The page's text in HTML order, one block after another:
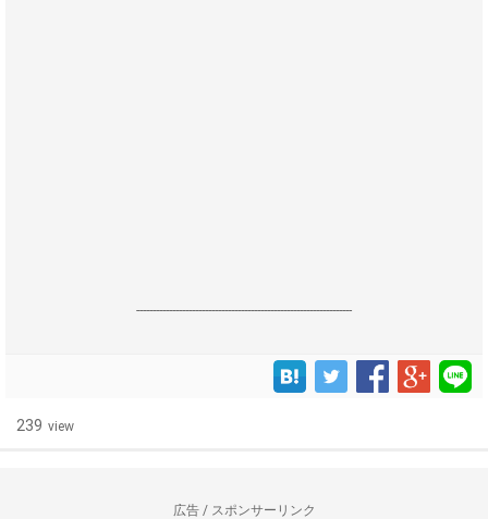
------------------------------------------------------------------
239 view
広告 / スポンサーリンク